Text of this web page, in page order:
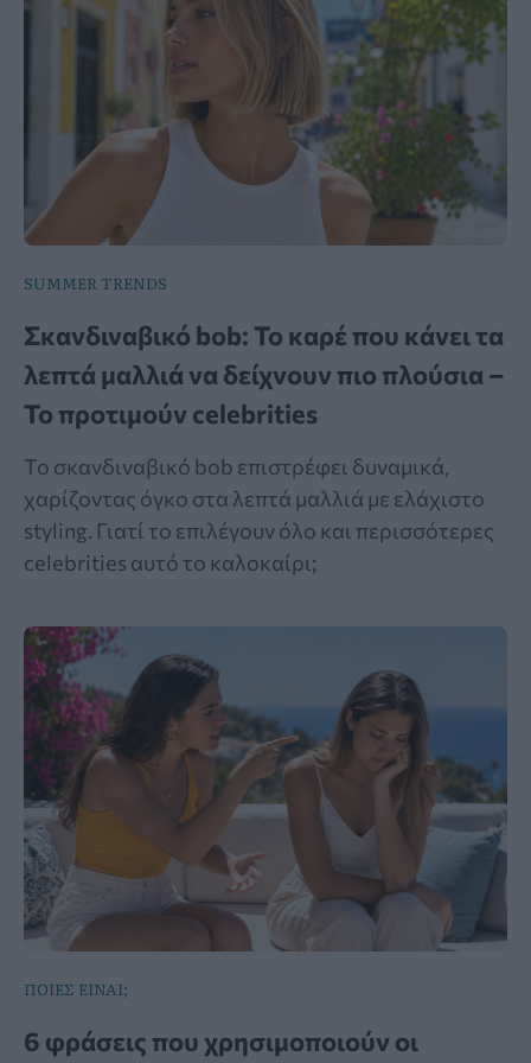
SUMMER TRENDS
Σκανδιναβικό bob: Το καρέ που κάνει τα
λεπτά μαλλιά να δείχνουν πιο πλούσια –
Το προτιμούν celebrities
Το σκανδιναβικό bob επιστρέφει δυναμικά,
χαρίζοντας όγκο στα λεπτά μαλλιά με ελάχιστο
styling. Γιατί το επιλέγουν όλο και περισσότερες
celebrities αυτό το καλοκαίρι;
ΠΟΙΕΣ ΕΙΝΑΙ;
6 φράσεις που χρησιμοποιούν οι